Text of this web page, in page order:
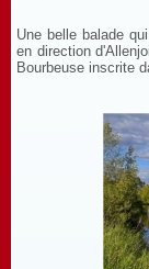
Une belle balade
en direction
Bourbeuse inscrite